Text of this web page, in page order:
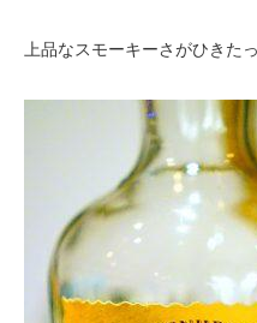
上品なスモーキーさがひきた